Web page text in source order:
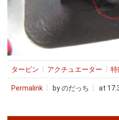
タービン アクチュエーター 特
Permalink by のだっち at